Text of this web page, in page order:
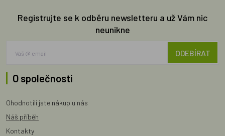
Registrujte se k odběru newsletteru a už Vám nic
neunikne
ODEBÍRAT
O společnosti
Ohodnotili jste nákup u nás
Náš příběh
Kontakty